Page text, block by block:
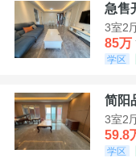
急售
3室2
85万
学区
简阳
3室2
59.8
学区